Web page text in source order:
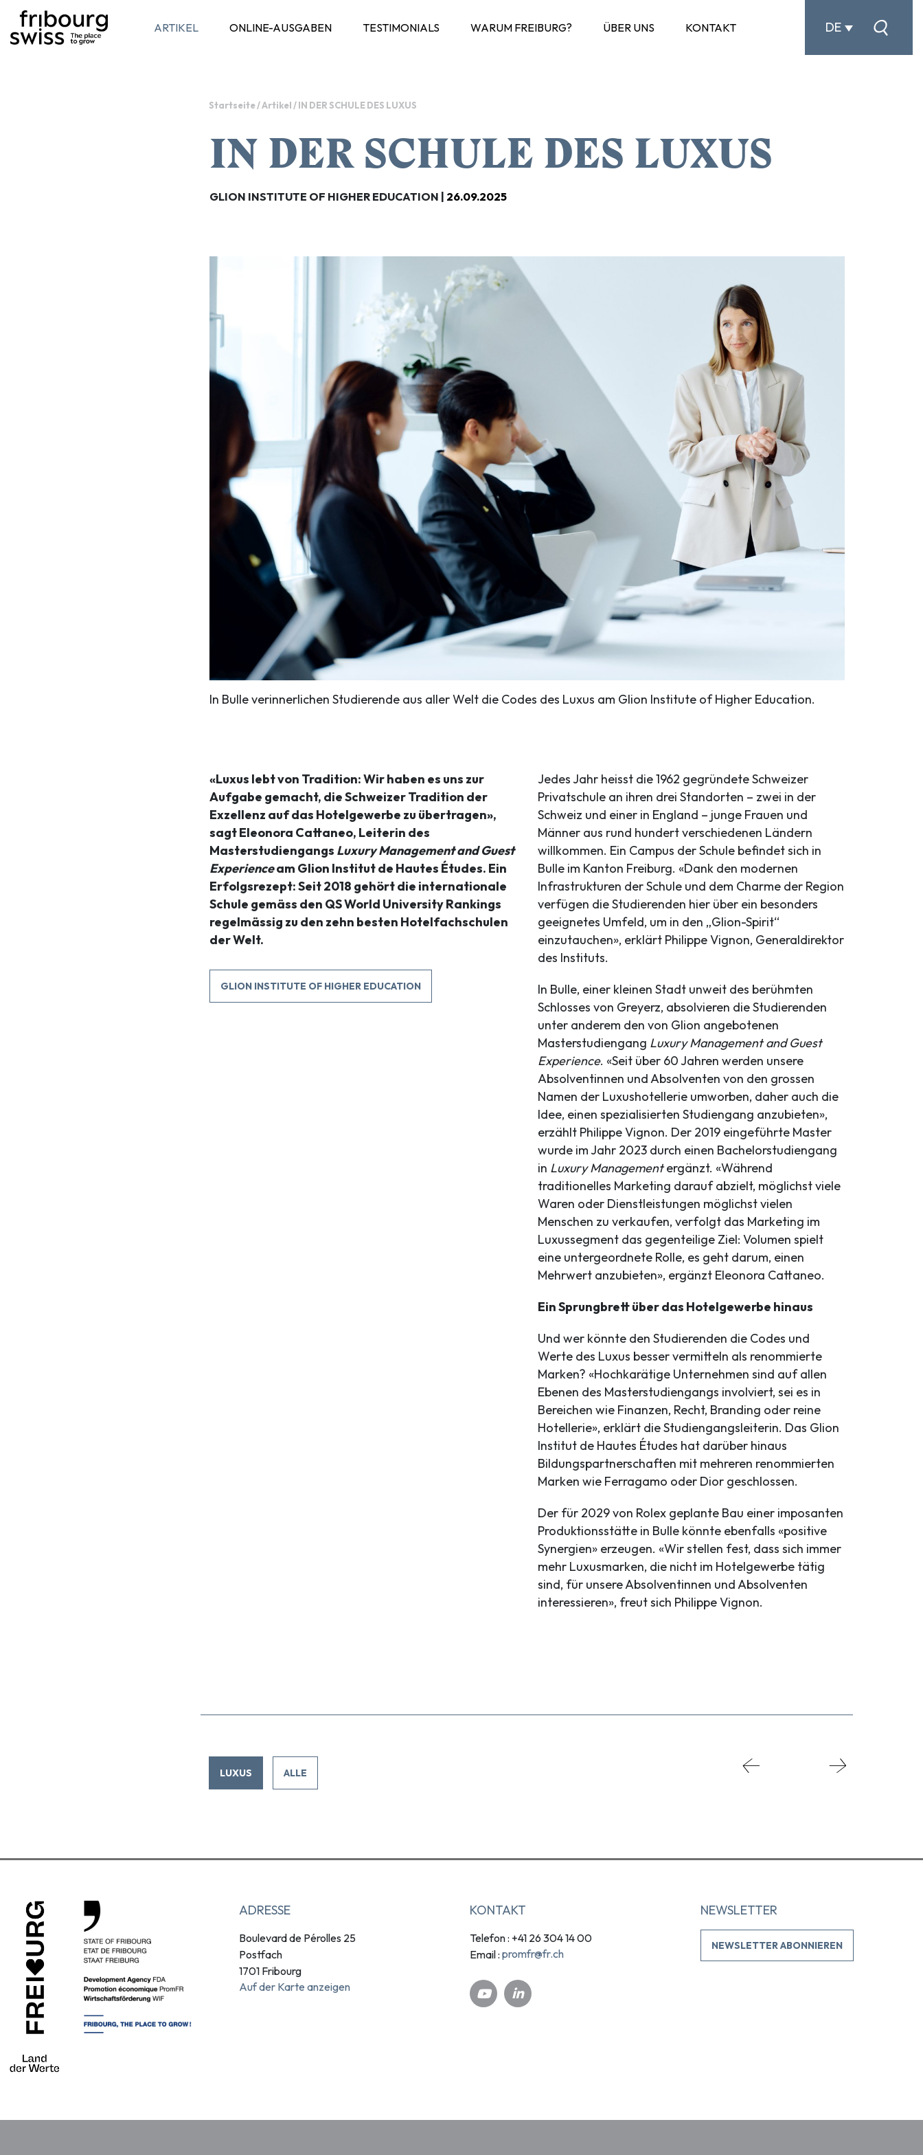
Toggle navigation
ARTIKEL ONLINE-AUSGABEN TESTIMONIALS WARUM FREIBURG? ÜBER UNS KONTAKT DE
Startseite/Artikel /IN DER SCHULE DES LUXUS
IN DER SCHULE DES LUXUS
GLION INSTITUTE OF HIGHER EDUCATION | 26.09.2025
In Bulle verinnerlichen Studierende aus aller Welt die Codes des Luxus am Glion Institute of Higher Education.
«Luxus lebt von Tradition: Wir haben es uns zur
Aufgabe gemacht, die Schweizer Tradition der
Exzellenz auf das Hotelgewerbe zu übertragen»,
sagt Eleonora Cattaneo, Leiterin des
Masterstudiengangs Luxury Management and Guest
Experienceam Glion Institut de Hautes Études. Ein
Erfolgsrezept: Seit 2018 gehört die internationale
Schule gemäss den QS World University Rankings
regelmässig zu den zehn besten Hotelfachschulen
der Welt.
GLION INSTITUTE OF HIGHER EDUCATION
Jedes Jahr heisst die 1962 gegründete Schweizer
Privatschule an ihren drei Standorten – zwei in der
Schweiz und einer in England – junge Frauen und
Männer aus rund hundert verschiedenen Ländern
willkommen. Ein Campus der Schule befindet sich in
Bulle im Kanton Freiburg. «Dank den modernen
Infrastrukturen der Schule und dem Charme der Region
verfügen die Studierenden hier über ein besonders
geeignetes Umfeld, um in den „Glion-Spirit“
einzutauchen», erklärt Philippe Vignon, Generaldirektor
des Instituts.
In Bulle, einer kleinen Stadt unweit des berühmten
Schlosses von Greyerz, absolvieren die Studierenden
unter anderem den von Glion angebotenen
Masterstudiengang Luxury Management and Guest
Experience. «Seit über 60 Jahren werden unsere
Absolventinnen und Absolventen von den grossen
Namen der Luxushotellerie umworben, daher auch die
Idee, einen spezialisierten Studiengang anzubieten»,
erzählt Philippe Vignon. Der 2019 eingeführte Master
wurde im Jahr 2023 durch einen Bachelorstudiengang
in Luxury Managementergänzt. «Während
traditionelles Marketing darauf abzielt, möglichst viele
Waren oder Dienstleistungen möglichst vielen
Menschen zu verkaufen, verfolgt das Marketing im
Luxussegment das gegenteilige Ziel: Volumen spielt
eine untergeordnete Rolle, es geht darum, einen
Mehrwert anzubieten», ergänzt Eleonora Cattaneo.
Ein Sprungbrett über das Hotelgewerbe hinaus
Und wer könnte den Studierenden die Codes und
Werte des Luxus besser vermitteln als renommierte
Marken? «Hochkarätige Unternehmen sind auf allen
Ebenen des Masterstudiengangs involviert, sei es in
Bereichen wie Finanzen, Recht, Branding oder reine
Hotellerie», erklärt die Studiengangsleiterin. Das Glion
Institut de Hautes Études hat darüber hinaus
Bildungspartnerschaften mit mehreren renommierten
Marken wie Ferragamo oder Dior geschlossen.
Der für 2029 von Rolex geplante Bau einer imposanten
Produktionsstätte in Bulle könnte ebenfalls «positive
Synergien» erzeugen. «Wir stellen fest, dass sich immer
mehr Luxusmarken, die nicht im Hotelgewerbe tätig
sind, für unsere Absolventinnen und Absolventen
interessieren», freut sich Philippe Vignon.
LUXUS ALLE
ADRESSE
Boulevard de Pérolles 25
Postfach
1701 Fribourg
Auf der Karte anzeigen
KONTAKT
Telefon : +41 26 304 14 00
Email : promfr@fr.ch
NEWSLETTER
NEWSLETTER ABONNIEREN